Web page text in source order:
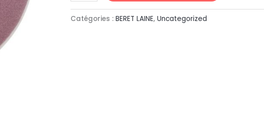
Catégories : BERET LAINE, Uncategorized